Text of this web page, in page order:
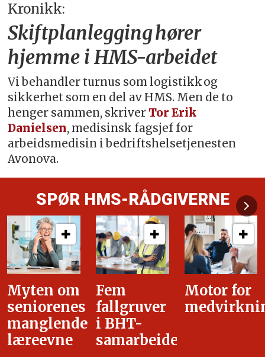
Kronikk:
Skiftplanlegging hører
hjemme i HMS-arbeidet
Vi behandler turnus som logistikk og
sikkerhet som en del av HMS. Men de to
henger sammen, skriver Tor Erik
Danielsen, medisinsk fagsjef for
arbeidsmedisin i bedriftshelsetjenesten
Avonova.
SPØR HMS-RÅDGIVERNE
Fem
fallgruver
i BHT-
samarbeidet
Motor for
medvirkning
i